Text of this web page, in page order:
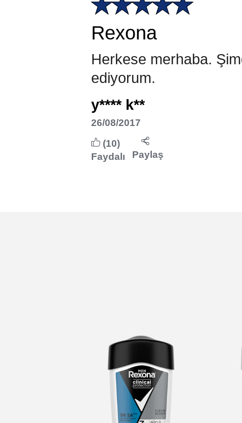
Rexona
Herkese merhaba.
ediyorum.
y**** k**
26/08/2017
(10)
Faydalı
Paylaş